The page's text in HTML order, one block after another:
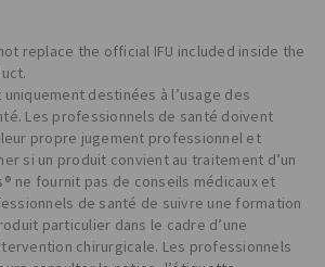
replace the official IFU included inside the
destinées à l’usage des
Les professionnels de santé doivent
propre jugement professionnel et
si un produit convient au traitement d’un
ne fournit pas de conseils médicaux et
de santé de suivre une formation
particulier dans le cadre d’une
chirurgicale. Les professionnels